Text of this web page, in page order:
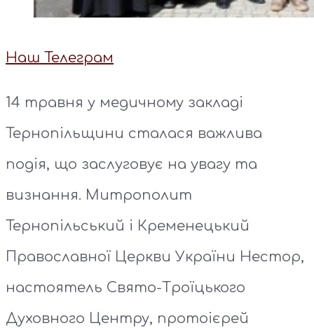
Наш Телеграм
14 травня у медичному закладі
Тернопільщини сталася важлива
подія, що заслуговує на увагу та
визнання. Митрополит
Тернопільський і Кременецький
Православної Церкви України Нестор,
настоятель Свято-Троїцького
Духовного Центру, протоієрей